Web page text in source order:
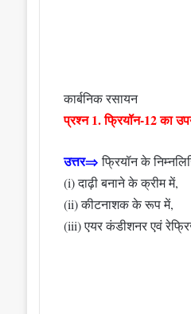
कार्बनिक रसायन
प्रश्न 1. फ्रियॉन-12 का
उत्तर⇒फ्रियॉन के
(i) दाढ़ी बनाने के क्रीम में,
(ii) कीटनाशक के रूप में,
(iii) एयर कंडीशनर एवं